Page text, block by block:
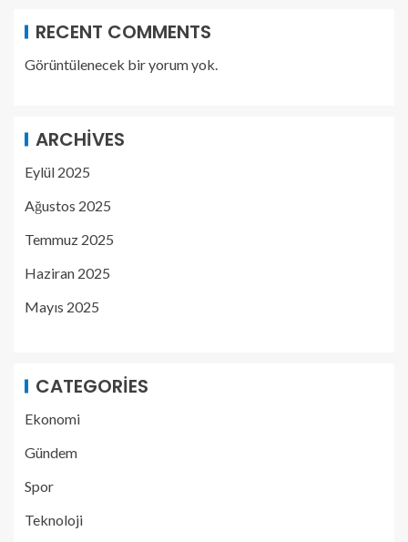
RECENT COMMENTS
Görüntülenecek bir yorum yok.
ARCHIVES
Eylül 2025
Ağustos 2025
Temmuz 2025
Haziran 2025
Mayıs 2025
CATEGORIES
Ekonomi
Gündem
Spor
Teknoloji